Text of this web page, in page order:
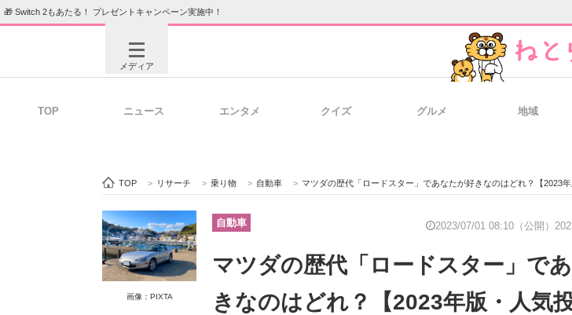
🎁 Switch 2もあたる！ プレゼントキャンペーン実施中！
メディア
ビジネスと働き方のヒント
企業向けIT製品の総合サイト
TOP ニュース エンタメ クイズ グルメ 地域
TOP > リサーチ > 乗り物 > 自動車 > マツダの歴代「ロードスター」であなたが好きなのはどれ？【2023年
画像：PIXTA
自動車 2023/07/01 08:10（公開）
マツダの歴代「ロードスター」で
きなのはどれ？【2023年版・人気